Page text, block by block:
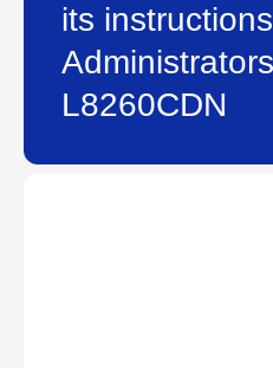
its
L8260CDN